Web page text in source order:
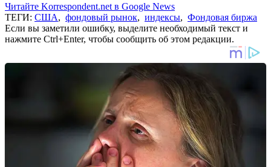
Читайте Korrespondent.net в Google News
ТЕГИ: США, фондовый рынок, индексы, Фондовая биржа
Если вы заметили ошибку, выделите необходимый текст и
нажмите Ctrl+Enter, чтобы сообщить об этом редакции.